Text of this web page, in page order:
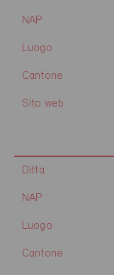
NAP
Luogo
Cantone
Sito web
Ditta
NAP
Luogo
Cantone